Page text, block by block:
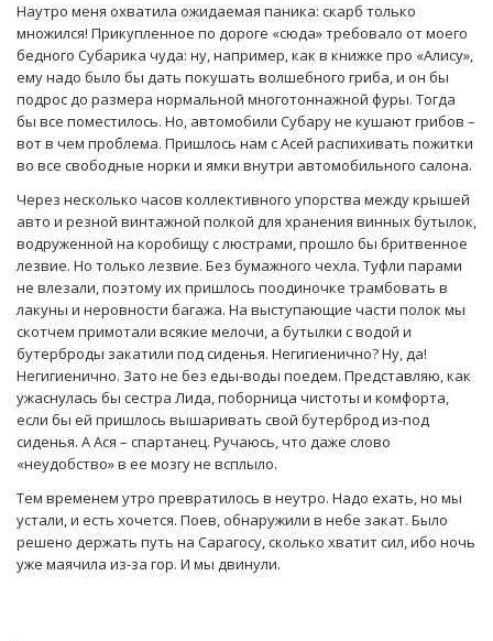
Наутро меня охватила ожидаемая паника: скарб только
множился! Прикупленное по дороге «сюда» требовало от моего
бедного Субарика чуда: ну, например, как в книжке про «Алису»,
ему надо было бы дать покушать волшебного гриба, и он бы
подрос до размера нормальной многотоннажной фуры. Тогда
бы все поместилось. Но, автомобили Субару не кушают грибов –
вот в чем проблема. Пришлось нам с Асей распихивать пожитки
во все свободные норки и ямки внутри автомобильного салона.
Через несколько часов коллективного упорства между крышей
авто и резной винтажной полкой для хранения винных бутылок,
водруженной на коробищу с люстрами, прошло бы бритвенное
лезвие. Но только лезвие. Без бумажного чехла. Туфли парами
не влезали, поэтому их пришлось поодиночке трамбовать в
лакуны и неровности багажа. На выступающие части полок мы
скотчем примотали всякие мелочи, а бутылки с водой и
бутерброды закатили под сиденья. Негигиенично? Ну, да!
Негигиенично. Зато не без еды-воды поедем. Представляю, как
ужаснулась бы сестра Лида, поборница чистоты и комфорта,
если бы ей пришлось вышаривать свой бутерброд из-под
сиденья. А Ася – спартанец. Ручаюсь, что даже слово
«неудобство» в ее мозгу не всплыло.
Тем временем утро превратилось в неутро. Надо ехать, но мы
устали, и есть хочется. Поев, обнаружили в небе закат. Было
решено держать путь на Сарагосу, сколько хватит сил, ибо ночь
уже маячила из-за гор. И мы двинули.